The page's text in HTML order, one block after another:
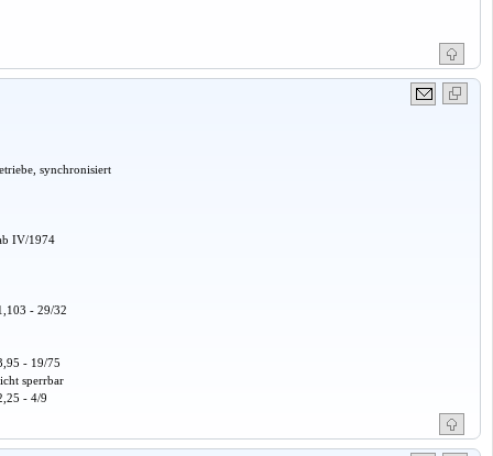
synchronisiert
IV/1974
- 29/32
- 19/75
sperrbar
- 4/9